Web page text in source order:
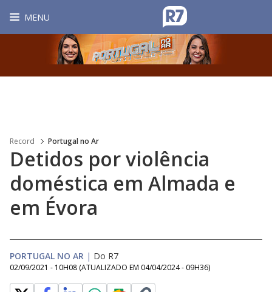
MENU
Record Portugal no Ar
Detidos por violência
doméstica em Almada e
em Évora
PORTUGAL NO AR | Do R7
02/09/2021 - 10H08 (ATUALIZADO EM 04/04/2024 - 09H36)